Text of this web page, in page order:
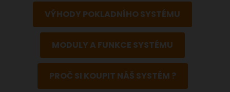
VÝHODY POKLADNÍHO SYSTÉMU
MODULY A FUNKCE SYSTÉMU
PROČ SI KOUPIT NÁŠ SYSTÉM ?